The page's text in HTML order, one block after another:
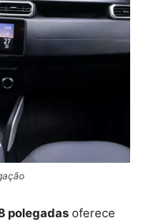
polegadas oferece